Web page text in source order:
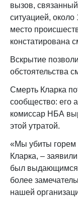
вызов,
ситуацией, около
место
констатирована
Вскрытие
обстоятельства
Смерть Кларка
сообщество: его
комиссар НБА
этой утратой.
«Мы убиты горем
Кларка, –
был выдающимся
более
нашей